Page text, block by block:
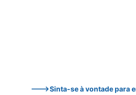
--->Sinta-se à vontade para